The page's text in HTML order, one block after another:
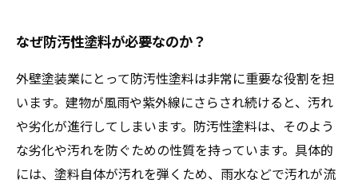
なぜ防汚性塗料が必要なのか？
外壁塗装業にとって防汚性塗料は非常に重要な役割を担
います。建物が風雨や紫外線にさらされ続けると、汚れ
や劣化が進行してしまいます。防汚性塗料は、そのよう
な劣化や汚れを防ぐための性質を持っています。具体的
には、塗料自体が汚れを弾くため、雨水などで汚れが流